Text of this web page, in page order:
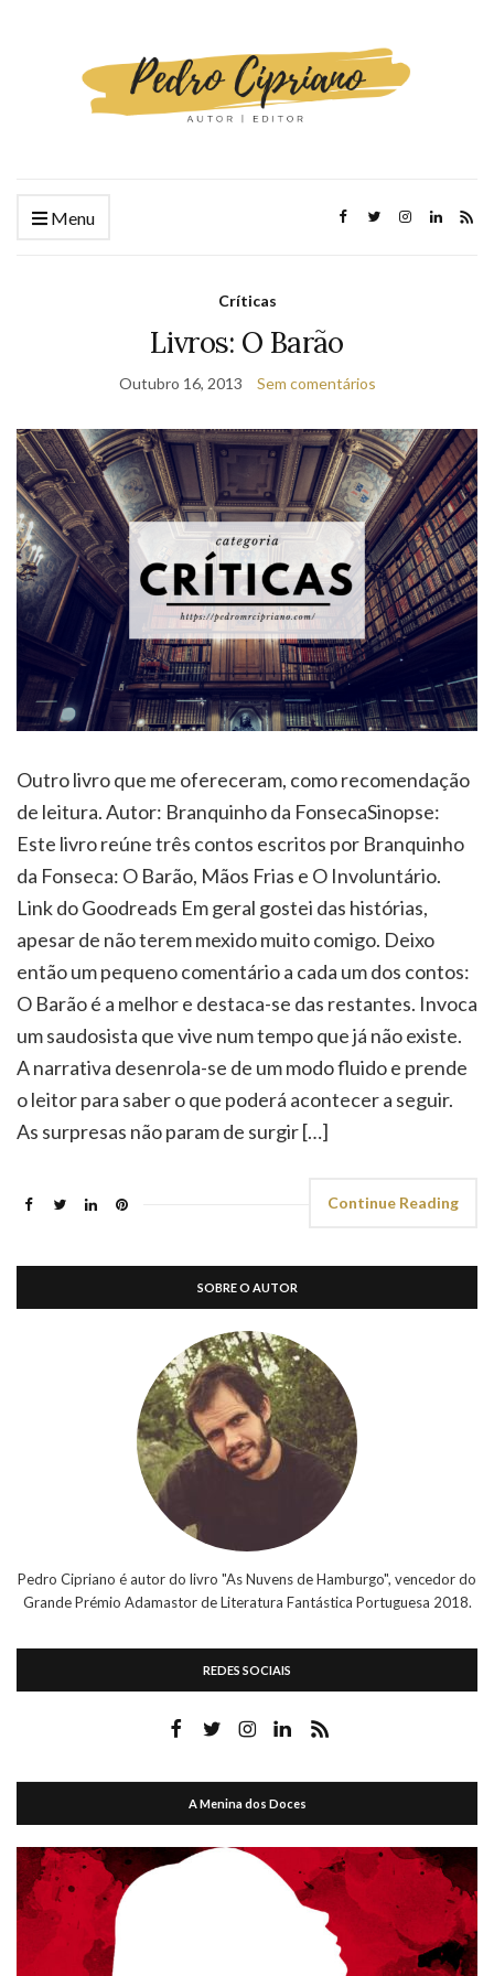
Menu
Críticas
Livros: O Barão
Outubro 16, 2013 Sem comentários
Outro livro que me ofereceram, como recomendação
de leitura. Autor: Branquinho da FonsecaSinopse:
Este livro reúne três contos escritos por Branquinho
da Fonseca: O Barão, Mãos Frias e O Involuntário.
Link do Goodreads Em geral gostei das histórias,
apesar de não terem mexido muito comigo. Deixo
então um pequeno comentário a cada um dos contos:
O Barão é a melhor e destaca-se das restantes. Invoca
um saudosista que vive num tempo que já não existe.
A narrativa desenrola-se de um modo fluido e prende
o leitor para saber o que poderá acontecer a seguir.
As surpresas não param de surgir […]
Continue Reading
SOBRE O AUTOR
Pedro Cipriano é autor do livro "As Nuvens de Hamburgo", vencedor do
Grande Prémio Adamastor de Literatura Fantástica Portuguesa 2018.
REDES SOCIAIS
A Menina dos Doces